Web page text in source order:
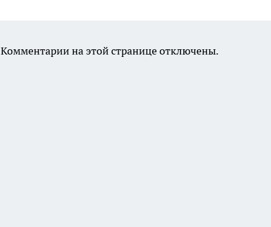
Комментарии на этой странице отключены.